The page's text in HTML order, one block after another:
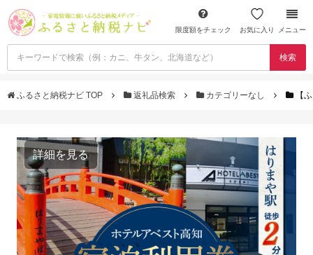
限度額をチェック お気に入り メニュー
検索
ふるさと納税ナビ TOP 返礼品検索 カテゴリーなし 【
詳細を見る